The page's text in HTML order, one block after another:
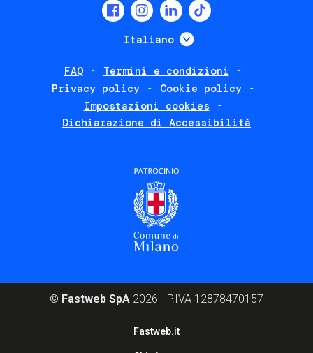
Italiano Mostra ulteriori
FAQ
Termini e condizioni
Privacy policy
Cookie policy
Impostazioni cookies
Dichiarazione di Accessibilità
© Fastweb SpA 2026 - P.IVA 12878470157
Fastweb.it